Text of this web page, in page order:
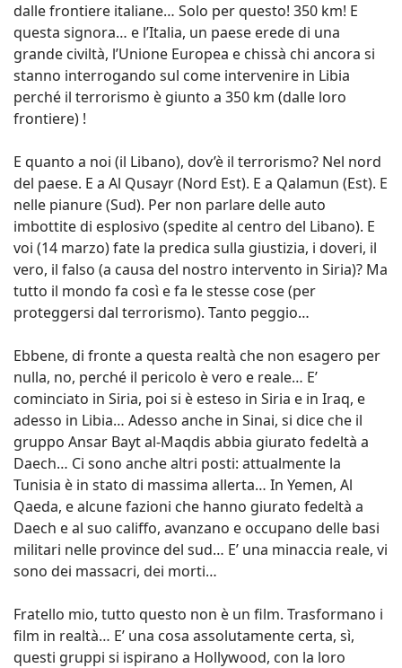
dalle frontiere italiane… Solo per questo! 350 km! E
questa signora… e l’Italia, un paese erede di una
grande civiltà, l’Unione Europea e chissà chi ancora si
stanno interrogando sul come intervenire in Libia
perché il terrorismo è giunto a 350 km (dalle loro
frontiere) !
E quanto a noi (il Libano), dov’è il terrorismo? Nel nord
del paese. E a Al Qusayr (Nord Est). E a Qalamun (Est). E
nelle pianure (Sud). Per non parlare delle auto
imbottite di esplosivo (spedite al centro del Libano). E
voi (14 marzo) fate la predica sulla giustizia, i doveri, il
vero, il falso (a causa del nostro intervento in Siria)? Ma
tutto il mondo fa così e fa le stesse cose (per
proteggersi dal terrorismo). Tanto peggio…
Ebbene, di fronte a questa realtà che non esagero per
nulla, no, perché il pericolo è vero e reale… E’
cominciato in Siria, poi si è esteso in Siria e in Iraq, e
adesso in Libia… Adesso anche in Sinai, si dice che il
gruppo Ansar Bayt al-Maqdis abbia giurato fedeltà a
Daech… Ci sono anche altri posti: attualmente la
Tunisia è in stato di massima allerta… In Yemen, Al
Qaeda, e alcune fazioni che hanno giurato fedeltà a
Daech e al suo califfo, avanzano e occupano delle basi
militari nelle province del sud… E’ una minaccia reale, vi
sono dei massacri, dei morti…
Fratello mio, tutto questo non è un film. Trasformano i
film in realtà… E’ una cosa assolutamente certa, sì,
questi gruppi si ispirano a Hollywood, con la loro